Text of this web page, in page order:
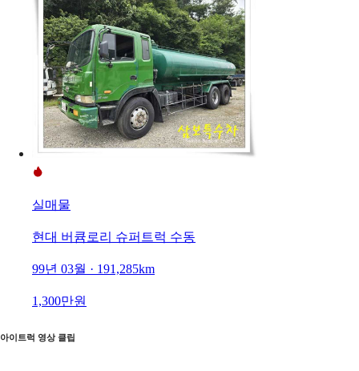
실매물
현대 버큠로리 슈퍼트럭 수동
99년 03월 · 191,285km
1,300만원
아이트럭 영상 클립